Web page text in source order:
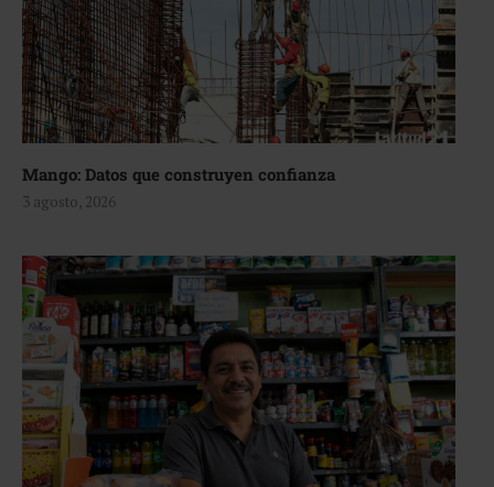
Mango: Datos que construyen confianza
3 agosto, 2026